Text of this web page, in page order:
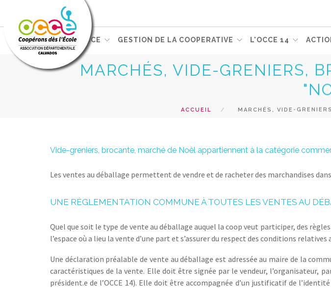
LE MOUVEMENT OCCE GESTION DE LA COOPERATIVE L'OCCE 14
MARCHÉS, VIDE-GRENIERS,
ACCUEIL MARCHÉS, VIDE-
Vide-greniers, brocante, marché de Noël appartiennent à la catégorie
Les ventes au déballage permettent de vendre et de racheter des marchandises
UNE RÈGLEMENTATION COMMUNE À TOUTES LES VENTES AU
Quel que soit le type de vente au déballage auquel la coop veut participer, des
l’espace où a lieu la vente d’une part et s’assurer du respect des conditions
Une déclaration préalablede vente au déballage est adressée au maire de la
caractéristiques de la vente. Elle doit être signée par le vendeur, l’organisateur,
président.e de l’OCCE 14). Elle doit être accompagnée d’un justificatif de